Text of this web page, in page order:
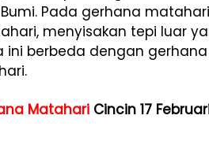
Pada gerhana
menyisakan tepi luar
ini berbeda dengan
Matahari Cincin 17